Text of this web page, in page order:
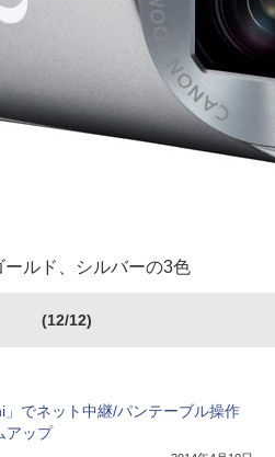
ールド、シルバーの3色
(12/12)
」でネット中継/パンテーブル操作
アップ